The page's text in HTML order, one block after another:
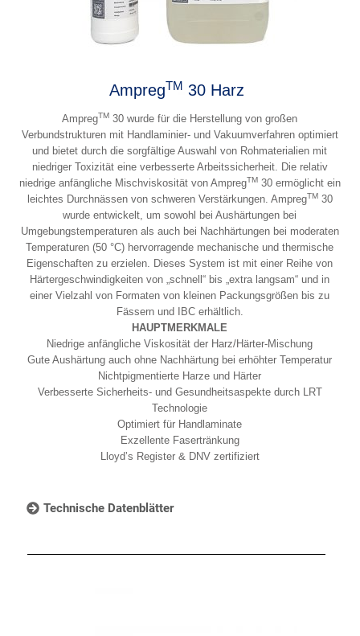
AmpregTM 30 Harz
AmpregTM 30 wurde für die Herstellung von großen
Verbundstrukturen mit Handlaminier- und Vakuumverfahren optimiert
und bietet durch die sorgfältige Auswahl von Rohmaterialien mit
niedriger Toxizität eine verbesserte Arbeitssicherheit. Die relativ
niedrige anfängliche Mischviskosität von AmpregTM30 ermöglicht ein
leichtes Durchnässen von schweren Verstärkungen. AmpregTM30
wurde entwickelt, um sowohl bei Aushärtungen bei
Umgebungstemperaturen als auch bei Nachhärtungen bei moderaten
Temperaturen (50 °C) hervorragende mechanische und thermische
Eigenschaften zu erzielen. Dieses System ist mit einer Reihe von
Härtergeschwindigkeiten von „schnell“ bis „extra langsam“ und in
einer Vielzahl von Formaten von kleinen Packungsgrößen bis zu
Fässern und IBC erhältlich.
HAUPTMERKMALE
Niedrige anfängliche Viskosität der Harz/Härter-Mischung
Gute Aushärtung auch ohne Nachhärtung bei erhöhter Temperatur
Nichtpigmentierte Harze und Härter
Verbesserte Sicherheits- und Gesundheitsaspekte durch LRT
Technologie
Optimiert für Handlaminate
Exzellente Fasertränkung
Lloyd’s Register & DNV zertifiziert
Technische Datenblätter